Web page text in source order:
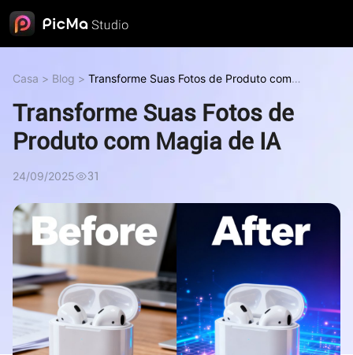
Casa > Blog > Transforme Suas Fotos de Produto com
Transforme Suas Fotos de
Produto com Magia de IA
24/09/2025 31